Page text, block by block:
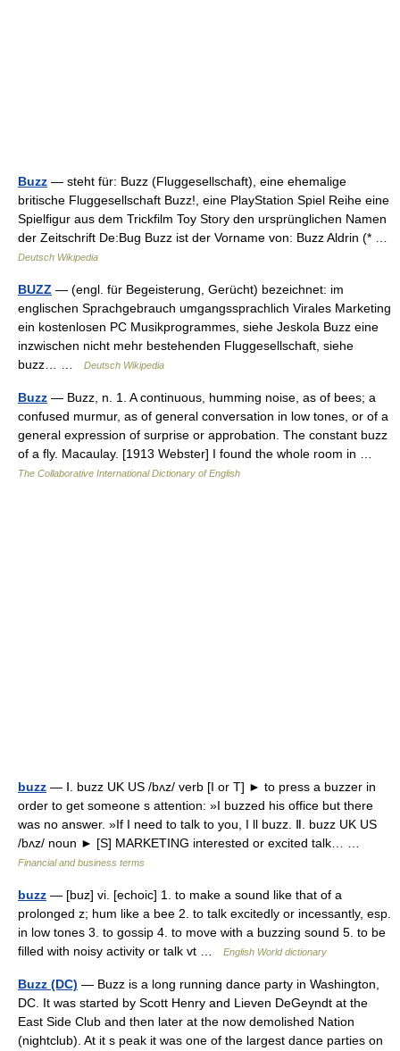
Buzz — steht für: Buzz (Fluggesellschaft), eine ehemalige
britische Fluggesellschaft Buzz!, eine PlayStation Spiel Reihe eine
Spielfigur aus dem Trickfilm Toy Story den ursprünglichen Namen
der Zeitschrift De:Bug Buzz ist der Vorname von: Buzz Aldrin (* …
Deutsch Wikipedia
BUZZ — (engl. für Begeisterung, Gerücht) bezeichnet: im
englischen Sprachgebrauch umgangssprachlich Virales Marketing
ein kostenlosen PC Musikprogrammes, siehe Jeskola Buzz eine
inzwischen nicht mehr bestehenden Fluggesellschaft, siehe
buzz… …
Deutsch Wikipedia
Buzz — Buzz, n. 1. A continuous, humming noise, as of bees; a
confused murmur, as of general conversation in low tones, or of a
general expression of surprise or approbation. The constant buzz
of a fly. Macaulay. [1913 Webster] I found the whole room in …
The Collaborative International Dictionary of English
buzz — Ⅰ. buzz UK US /bʌz/ verb [I or T] ► to press a buzzer in
order to get someone s attention: »I buzzed his office but there
was no answer. »If I need to talk to you, I ll buzz. Ⅱ. buzz UK US
/bʌz/ noun ► [S] MARKETING interested or excited talk… …
Financial and business terms
buzz — [buz] vi. [echoic] 1. to make a sound like that of a
prolonged z; hum like a bee 2. to talk excitedly or incessantly, esp.
in low tones 3. to gossip 4. to move with a buzzing sound 5. to be
filled with noisy activity or talk vt …
English World dictionary
Buzz (DC) — Buzz is a long running dance party in Washington,
DC. It was started by Scott Henry and Lieven DeGeyndt at the
East Side Club and then later at the now demolished Nation
(nightclub). At it s peak it was one of the largest dance parties on